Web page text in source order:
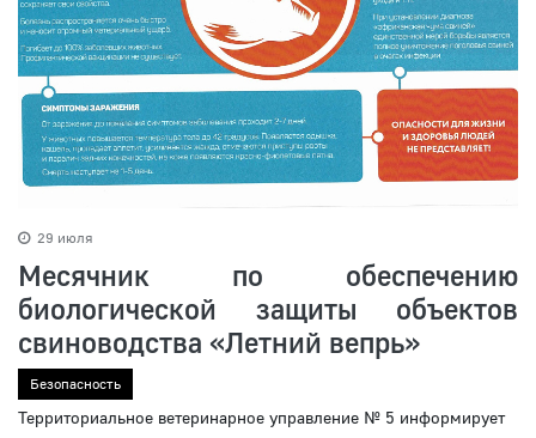
29 июля
Месячник по обеспечению
биологической защиты объектов
свиноводства «Летний вепрь»
Безопасность
Территориальное ветеринарное управление № 5 информирует